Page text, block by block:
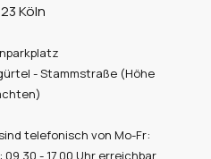
Köln
- Stammstraße (Höhe
telefonisch von Mo-Fr:
09.30 - 17.00 Uhr erreichbar